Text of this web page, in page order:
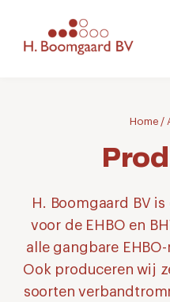
Home /
H. Boomgaard BV
voor de EHBO en
alle gangbare
Ook produceren wij
soorten